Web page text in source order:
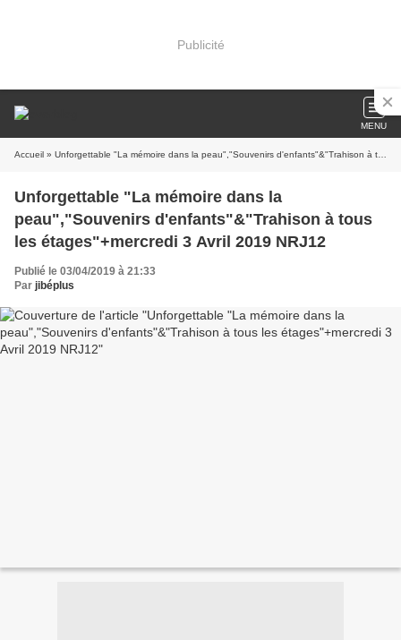
Publicité
MENU
Accueil » Unforgettable "La mémoire dans la peau","Souvenirs d'enfants"&"Trahison à tous les étages"+mercredi 3 Avril 2019 NRJ12
Unforgettable "La mémoire dans la
peau","Souvenirs d'enfants"&"Trahison à tous
les étages"+mercredi 3 Avril 2019 NRJ12
Publié le 03/04/2019 à 21:33
Par jibéplus